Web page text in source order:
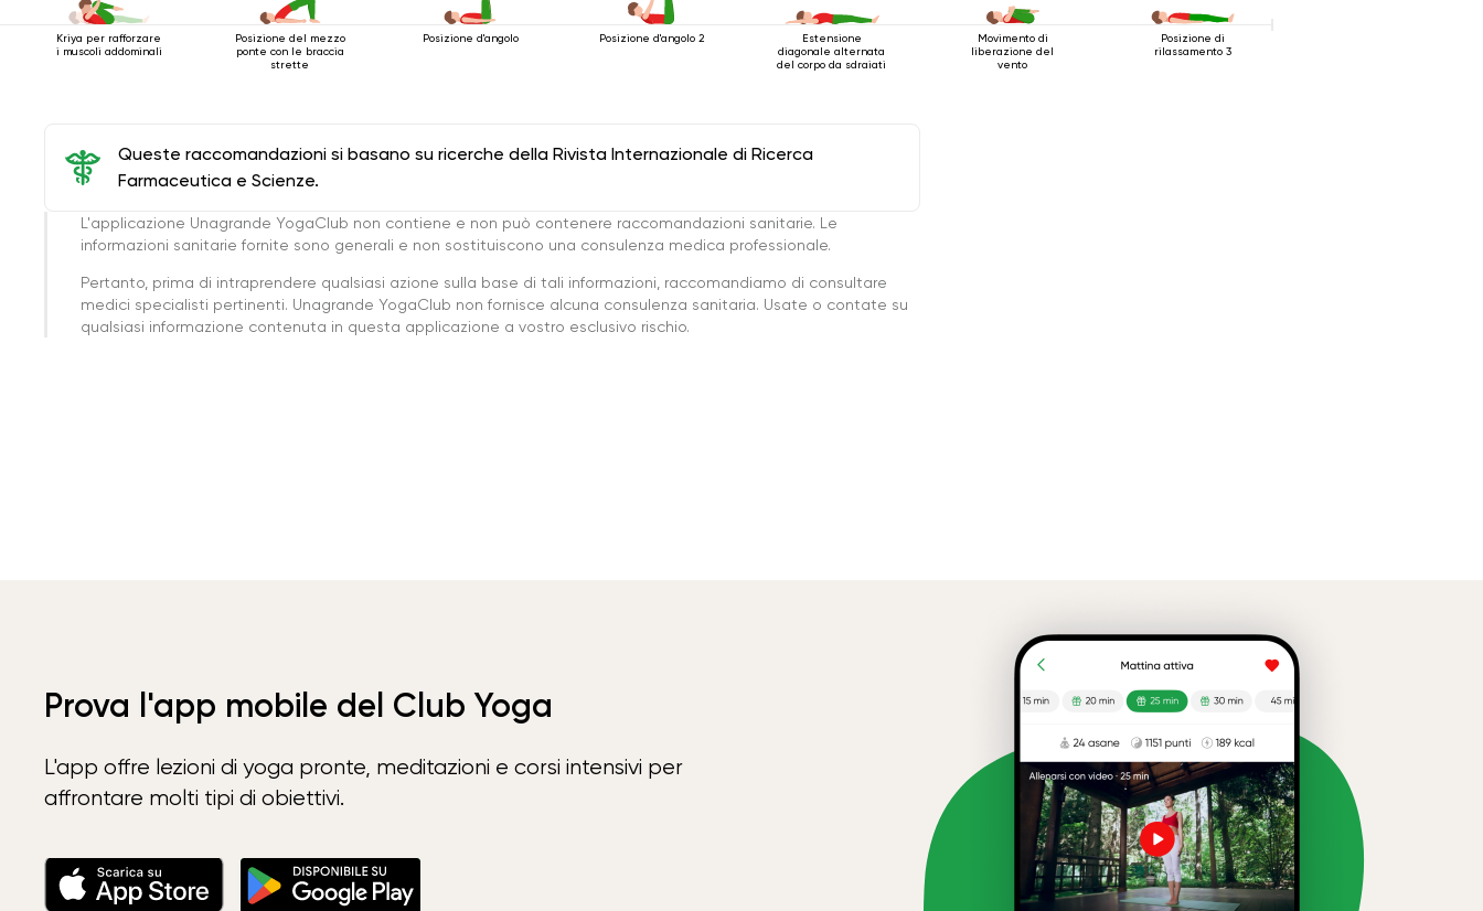
Kriya per rafforzare
i muscoli addominali
Posizione del mezzo
ponte con le braccia
strette
Posizione d'angolo Posizione d'angolo 2
Estensione
diagonale alternata
del corpo da sdraiati
Movimento di
liberazione del
vento
Posizione di
rilassamento 3
Queste raccomandazioni si basano su ricerche della Rivista Internazionale di Ricerca
Farmaceutica e Scienze.
L'applicazione Unagrande YogaClub non contiene e non può contenere raccomandazioni sanitarie. Le
informazioni sanitarie fornite sono generali e non sostituiscono una consulenza medica professionale.
Pertanto, prima di intraprendere qualsiasi azione sulla base di tali informazioni, raccomandiamo di consultare
medici specialisti pertinenti. Unagrande YogaClub non fornisce alcuna consulenza sanitaria. Usate o contate su
qualsiasi informazione contenuta in questa applicazione a vostro esclusivo rischio.
Prova l'app mobile del Club Yoga
L'app offre lezioni di yoga pronte, meditazioni e corsi intensivi per
affrontare molti tipi di obiettivi.